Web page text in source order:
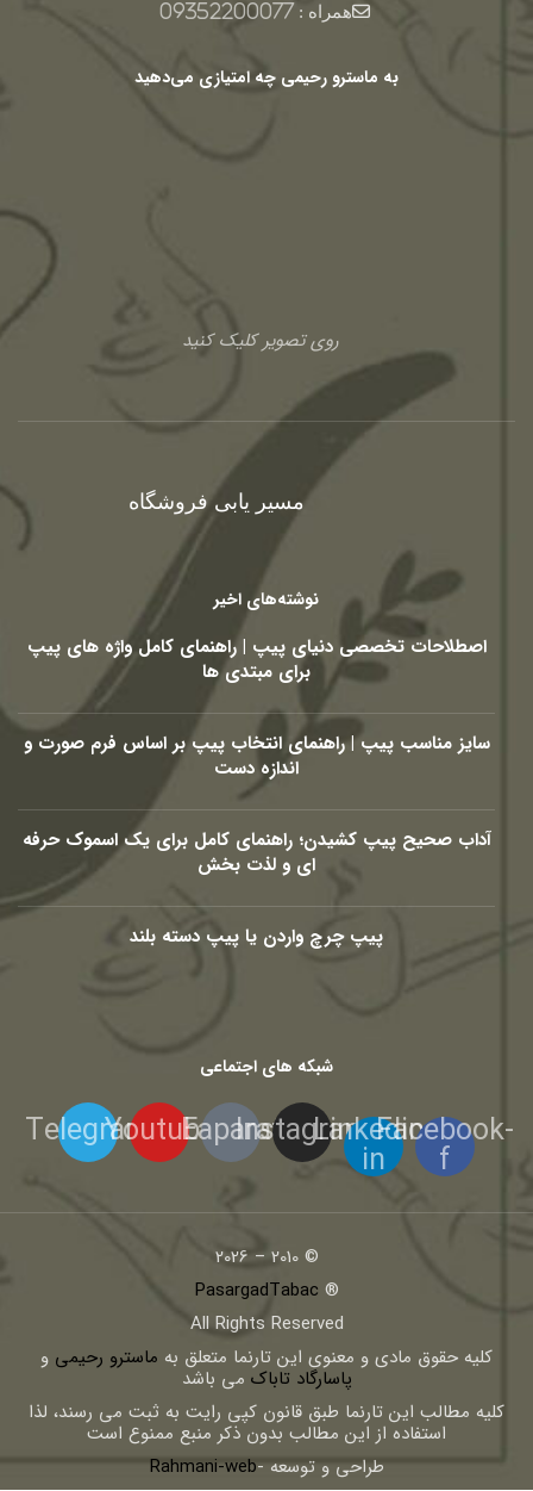
همراه :09352200077
به ماسترو رحیمی چه امتیازی می‌دهید
روی تصویر کلیک کنید
مسیر یابی فروشگاه
نوشته‌های اخیر
اصطلاحات تخصصی دنیای پیپ | راهنمای کامل واژه های پیپ
برای مبتدی ها
سایز مناسب پیپ | راهنمای انتخاب پیپ بر اساس فرم صورت و
اندازه دست
آداب صحیح پیپ کشیدن؛ راهنمای کامل برای یک اسموک حرفه
ای و لذت بخش
پیپ چرچ واردن یا پیپ دسته بلند
شبکه های اجتماعی
Facebook-
f
Linkedin-
in
Instagram
Eaparat
Youtube
Telegram
© 2010 – 2026
®
PasargadTabac
All Rights Reserved
كليه حقوق مادی و معنوی اين تارنما متعلق به ماسترو رحیمی و
پاسارگاد تاباک می باشد
کلیه مطالب این تارنما طبق قانون کپی رایت به ثبت می رسند، لذا
استفاده از این مطالب بدون ذکر منبع ممنوع است
طراحی و توسعه -Rahmani-web